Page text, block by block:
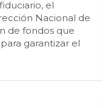
el
Nacional de
de fondos que
garantizar el